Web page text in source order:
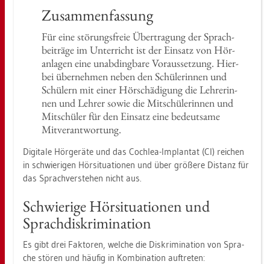
Zu­sam­men­fas­sung
Für eine stö­rungs­freie Über­tra­gung der Sprach­
bei­trä­ge im Un­ter­richt ist der Ein­satz von Hör­
an­la­gen eine un­ab­ding­ba­re Vor­aus­set­zung. Hier­
bei über­neh­men neben den Schü­le­rin­nen und
Schü­lern mit einer Hör­schä­di­gung die Leh­re­rin­
nen und Leh­rer sowie die Mit­schü­le­rin­nen und
Mit­schü­ler für den Ein­satz eine be­deut­sa­me
Mit­ver­ant­wor­tung.
Di­gi­ta­le Hör­ge­rä­te und das Co­ch­lea-Im­plan­tat (CI) rei­chen
in schwie­ri­gen Hör­si­tua­tio­nen und über grö­ße­re Dis­tanz für
das Sprach­ver­ste­hen nicht aus.
Schwie­ri­ge Hör­si­tua­tio­nen und
Sprach­dis­kri­mi­na­ti­on
Es gibt drei Fak­to­ren, wel­che die Dis­kri­mi­na­ti­on von Spra­
che stö­ren und häu­fig in Kom­bi­na­ti­on auf­tre­ten: